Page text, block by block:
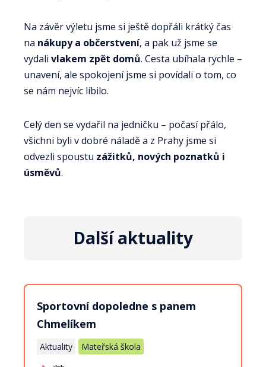
Na závěr výletu jsme si ještě dopřáli krátký čas
na nákupy a občerstvení, a pak už jsme se
vydali vlakem zpět domů. Cesta ubíhala rychle –
unavení, ale spokojení jsme si povídali o tom, co
se nám nejvíc líbilo.
Celý den se vydařil na jedničku – počasí přálo,
všichni byli v dobré náladě a z Prahy jsme si
odvezli spoustu zážitků, nových poznatků i
úsměvů.
Další aktuality
Sportovní dopoledne s panem
Chmelíkem
Aktuality Mateřská škola